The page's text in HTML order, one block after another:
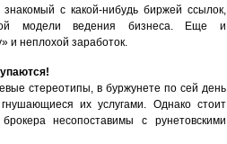
с какой-нибудь биржей ссылок,
модели ведения бизнеса. Еще и
и неплохой заработок.
стереотипы, в буржунете по сей день
их услугами. Однако стоит
несопоставимы с рунетовскими